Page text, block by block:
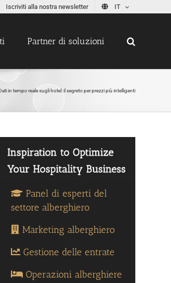
Iscriviti alla nostra newsletter IT
Partner di soluzioni
in tempo reale sugli hotel: il segreto per prezzi più intelligenti
Panel di esperti del
settore alberghiero
Marketing alberghiero
Gestione delle entrate
Operazioni alberghiere